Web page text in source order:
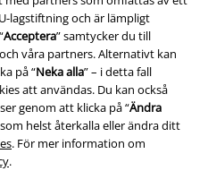
lagstiftning och är lämpligt
Acceptera” samtycker du till
våra partners. Alternativt kan
på “Neka alla” – i detta fall
att användas. Du kan också
genom att klicka på “Ändra
helst återkalla eller ändra ditt
. För mer information om
.